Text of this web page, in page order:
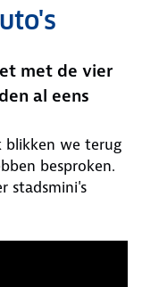
met de vier
al eens
blikken we terug
besproken.
stadsmini's